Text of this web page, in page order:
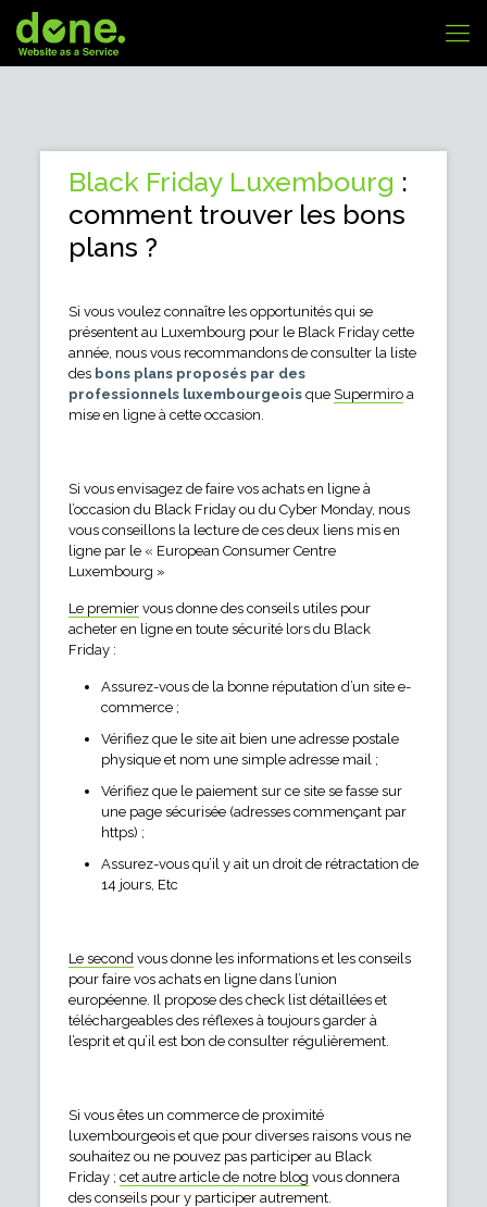
Black Friday Luxembourg :
comment trouver les bons
plans ?
Si vous voulez connaître les opportunités qui se
présentent au Luxembourg pour le Black Friday cette
année, nous vous recommandons de consulter la liste
des bons plans proposés par des
professionnels luxembourgeois que Supermiroa
mise en ligne à cette occasion.
Si vous envisagez de faire vos achats en ligne à
l’occasion du Black Friday ou du Cyber Monday, nous
vous conseillons la lecture de ces deux liens mis en
ligne par le « European Consumer Centre
Luxembourg »
Le premiervous donne des conseils utiles pour
acheter en ligne en toute sécurité lors du Black
Friday :
Assurez-vous de la bonne réputation d’un site e-
commerce ;
Vérifiez que le site ait bien une adresse postale
physique et nom une simple adresse mail ;
Vérifiez que le paiement sur ce site se fasse sur
une page sécurisée (adresses commençant par
https) ;
Assurez-vous qu’il y ait un droit de rétractation de
14 jours, Etc
Le second vous donne les informations et les conseils
pour faire vos achats en ligne dans l’union
européenne. Il propose des check list détaillées et
téléchargeables des réflexes à toujours garder à
l’esprit et qu’il est bon de consulter régulièrement.
Si vous êtes un commerce de proximité
luxembourgeois et que pour diverses raisons vous ne
souhaitez ou ne pouvez pas participer au Black
Friday ; cet autre article de notre blog vous donnera
des conseils pour y participer autrement.